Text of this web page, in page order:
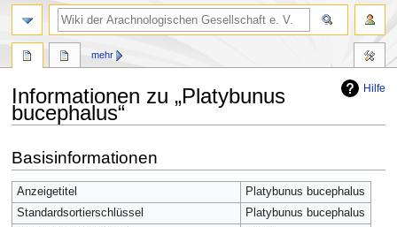
Hilfe
Informationen zu „Platybunus
bucephalus“
Navigation
springen
Suche
springen
Basisinformationen
Anzeigetitel
Platybunus bucephalus
Standardsortierschlüssel
Platybunus bucephalus
mehr